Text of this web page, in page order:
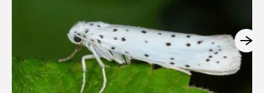
Qui sommes-nous?
FR NL